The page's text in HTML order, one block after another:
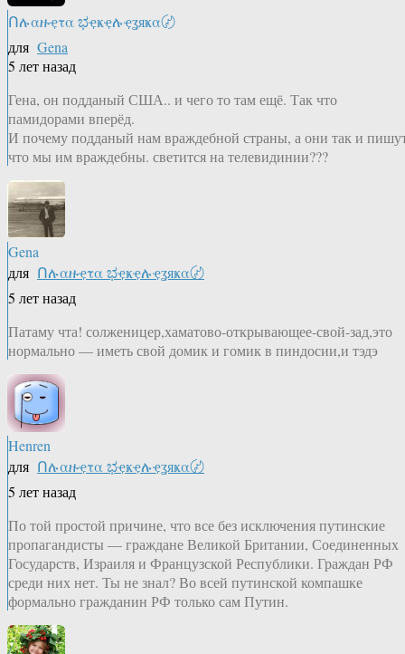
Ոሉαዙҿτα ಭҿҝҿሉҿʓяҝα〄
для Gena
5 лет назад
Гена, он подданый США.. и чего то там ещё. Так что
памидорами вперёд.
И почему подданый нам враждебной страны, а они так и
что мы им враждебны. светится на телевидинии???
Gena
для Ոሉαዙҿτα ಭҿҝҿሉҿʓяҝα〄
5 лет назад
Патаму чта! солженицер,хаматово-открывающее-свой-зад,это
нормально — иметь свой домик и гомик в пиндосии,и тэдэ
Henren
для Ոሉαዙҿτα ಭҿҝҿሉҿʓяҝα〄
5 лет назад
По той простой причине, что все без исключения путинские
пропагандисты — граждане Великой Британии, Соединенных
Государств, Израиля и Французской Республики. Граждан РФ
среди них нет. Ты не знал? Во всей путинской компашке
формально гражданин РФ только сам Путин.